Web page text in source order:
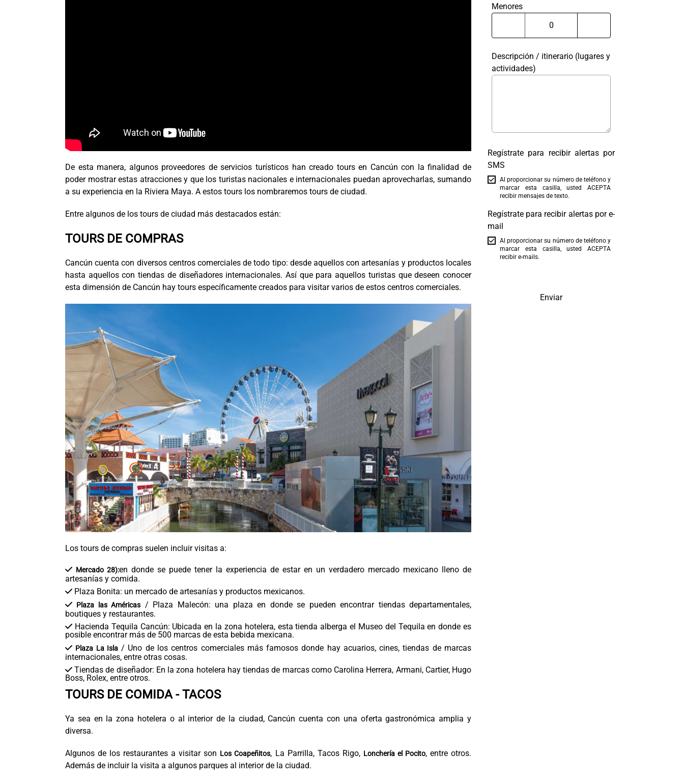
De esta manera, algunos proveedores de servicios turísticos han creado tours en Cancún con la finalidad de
poder mostrar estas atracciones y que los turistas nacionales e internacionales puedan aprovecharlas, sumando
a su experiencia en la Riviera Maya. A estos tours los nombraremos tours de ciudad.
Entre algunos de los tours de ciudad más destacados están:
TOURS DE COMPRAS
Cancún cuenta con diversos centros comerciales de todo tipo: desde aquellos con artesanías y productos locales
hasta aquellos con tiendas de diseñadores internacionales. Así que para aquellos turistas que deseen conocer
esta dimensión de Cancún hay tours específicamente creados para visitar varios de estos centros comerciales.
Los tours de compras suelen incluir visitas a:
Mercado 28):en donde se puede tener la experiencia de estar en un verdadero mercado mexicano lleno de
artesanías y comida.
Plaza Bonita: un mercado de artesanías y productos mexicanos.
Plaza las Américas
/ Plaza Malecón: una plaza en donde se pueden encontrar tiendas departamentales,
boutiques y restaurantes.
Hacienda Tequila Cancún: Ubicada en la zona hotelera, esta tienda alberga el Museo del Tequila en donde es
posible encontrar más de 500 marcas de esta bebida mexicana.
Plaza La Isla/ Uno de los centros comerciales más famosos donde hay acuarios, cines, tiendas de marcas
internacionales, entre otras cosas.
Tiendas de diseñador: En la zona hotelera hay tiendas de marcas como Carolina Herrera, Armani, Cartier, Hugo
Boss, Rolex, entre otros.
TOURS DE COMIDA - TACOS
Ya sea en la zona hotelera o al interior de la ciudad, Cancún cuenta con una oferta gastronómica amplia y
diversa.
Algunos de los restaurantes a visitar son Los Coapeñitos, La Parrilla, Tacos Rigo, Lonchería el Pocito, entre otros.
Además de incluir la visita a algunos parques al interior de la ciudad.
Menores
Descripción / itinerario (lugares y
actividades)
Regístrate para recibir alertas por
SMS
Al proporcionar su número de teléfono y
marcar esta casilla, usted ACEPTA
recibir mensajes de texto.
Regístrate para recibir alertas por e-
mail
Al proporcionar su número de teléfono y
marcar esta casilla, usted ACEPTA
recibir e-mails.
Enviar